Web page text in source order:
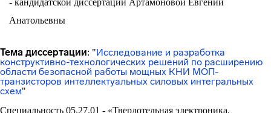
- кандидатской диссертации Артамоновой Евгении
Анатольевны
Тема диссертации: "Исследование и разработка
конструктивно-технологических решений по расширению
области безопасной работы мощных КНИ МОП-
транзисторов интеллектуальных силовых интегральных
схем"
Специальность 05.27.01 - «Твердотельная электроника,